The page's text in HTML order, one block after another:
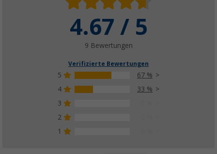
4.67 / 5
9 Bewertungen
Verifizierte Bewertungen
5
67 %
4
33 %
3
2
1